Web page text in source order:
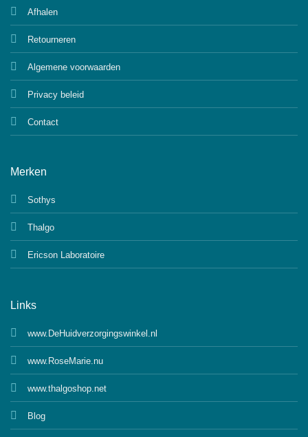
Afhalen
Retourneren
Algemene voorwaarden
Privacy beleid
Contact
Merken
Sothys
Thalgo
Ericson Laboratoire
Links
www.DeHuidverzorgingswinkel.nl
www.RoseMarie.nu
www.thalgoshop.net
Blog